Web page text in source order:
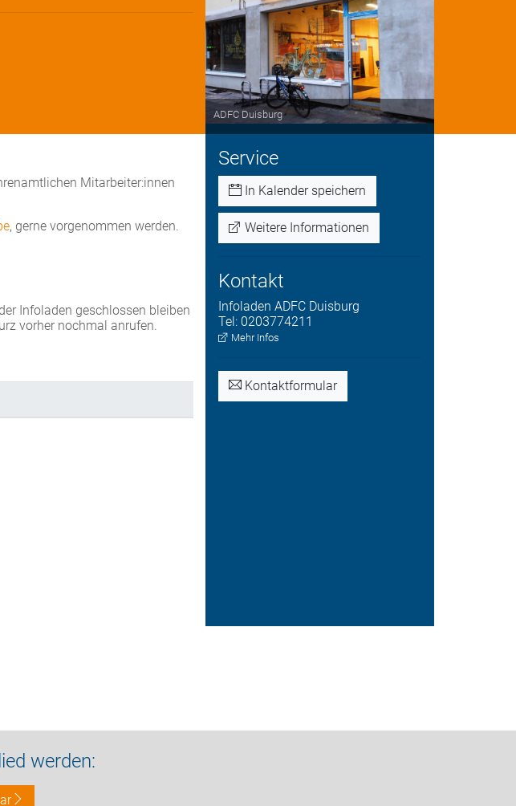
ADFC Duisburg
Service
In Kalender speichern
Weitere Informationen
Kontakt
Infoladen ADFC Duisburg
Tel: 0203774211
Mehr Infos
Kontaktformular
Mitarbeiter:innen
, gerne vorgenommen werden.
Infoladen geschlossen bleiben
vorher nochmal anrufen.
werden: